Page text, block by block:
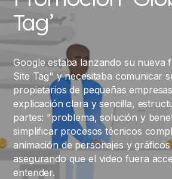
Tag’
Google estaba lanzando su nueva
Site Tag" y necesitaba comunicar
propietarios de pequeñas
explicación clara y sencilla,
partes: "problema, solución y
simplificar procesos técnicos
animación de personajes y
asegurando que el video fuera
entender.